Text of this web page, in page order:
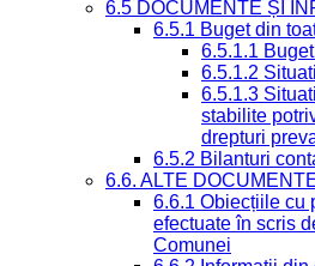
6.5 DOCUMENTE ȘI
6.5.1 Buget din
6.5.1.1
6.5.1.2
6.5.1.3
stabilite
drepturi
6.5.2 Bilanturi
6.6. ALTE
6.6.1 Obiecțiile cu
efectuate în scris
Comunei